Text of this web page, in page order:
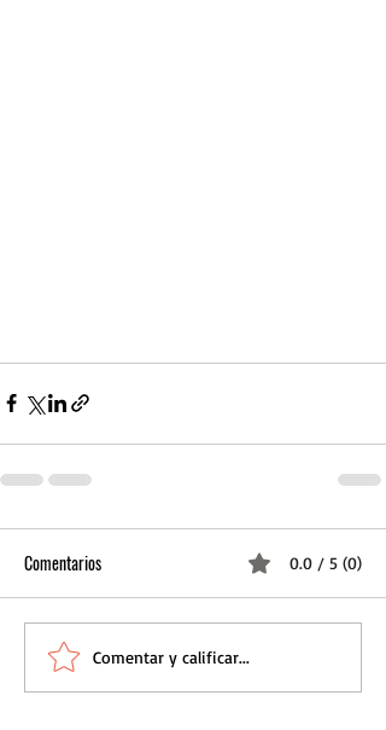
Comentarios 0.0 / 5 (0)
Comentar y calificar...